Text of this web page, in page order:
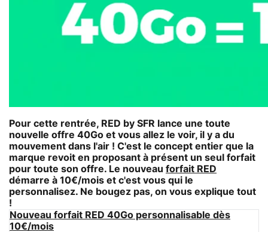
Pour cette rentrée, RED by SFR lance une toute
nouvelle offre 40Go et vous allez le voir, il y a du
mouvement dans l'air ! C'est le concept entier que la
marque revoit en proposant à présent un seul forfait
pour toute son offre. Le nouveau forfait RED
démarre à 10€/mois et c'est vous qui le
personnalisez. Ne bougez pas, on vous explique tout
!
Nouveau forfait RED 40Go personnalisable dès
10€/mois